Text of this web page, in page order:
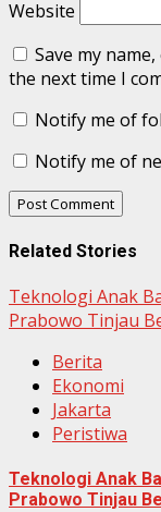
Website
Save my
the next time I
Notify me of
Notify me of
Related Stories
Teknologi Anak
Prabowo Tinjau
Berita
Ekonomi
Jakarta
Peristiwa
Teknologi Anak
Prabowo Tinjau